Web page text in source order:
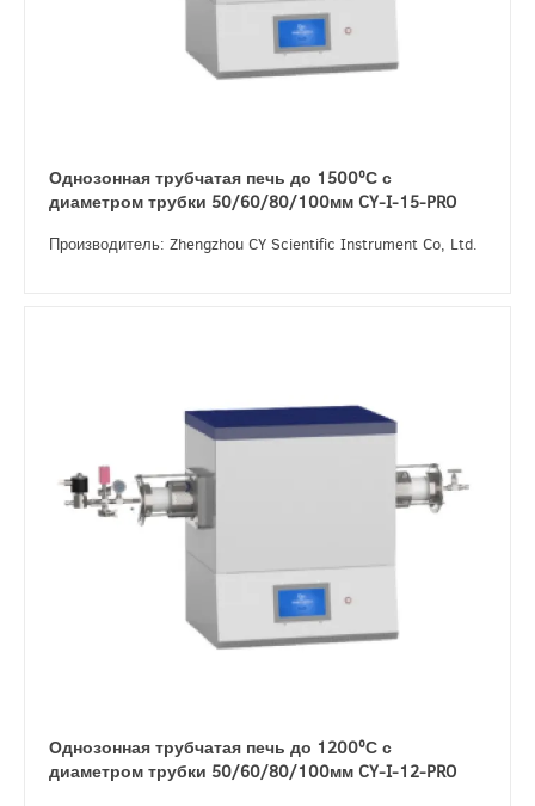
Однозонная трубчатая печь до 1500ºС с
диаметром трубки 50/60/80/100мм CY-I-15-PRO
Производитель: Zhengzhou CY Scientific Instrument Co, Ltd.
Однозонная трубчатая печь до 1200ºС с
диаметром трубки 50/60/80/100мм CY-I-12-PRO